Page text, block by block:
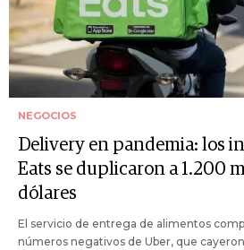
NEGOCIOS
Delivery en pandemia: los
Eats se duplicaron a 1.200
dólares
El servicio de entrega de alimentos
números negativos de Uber, que